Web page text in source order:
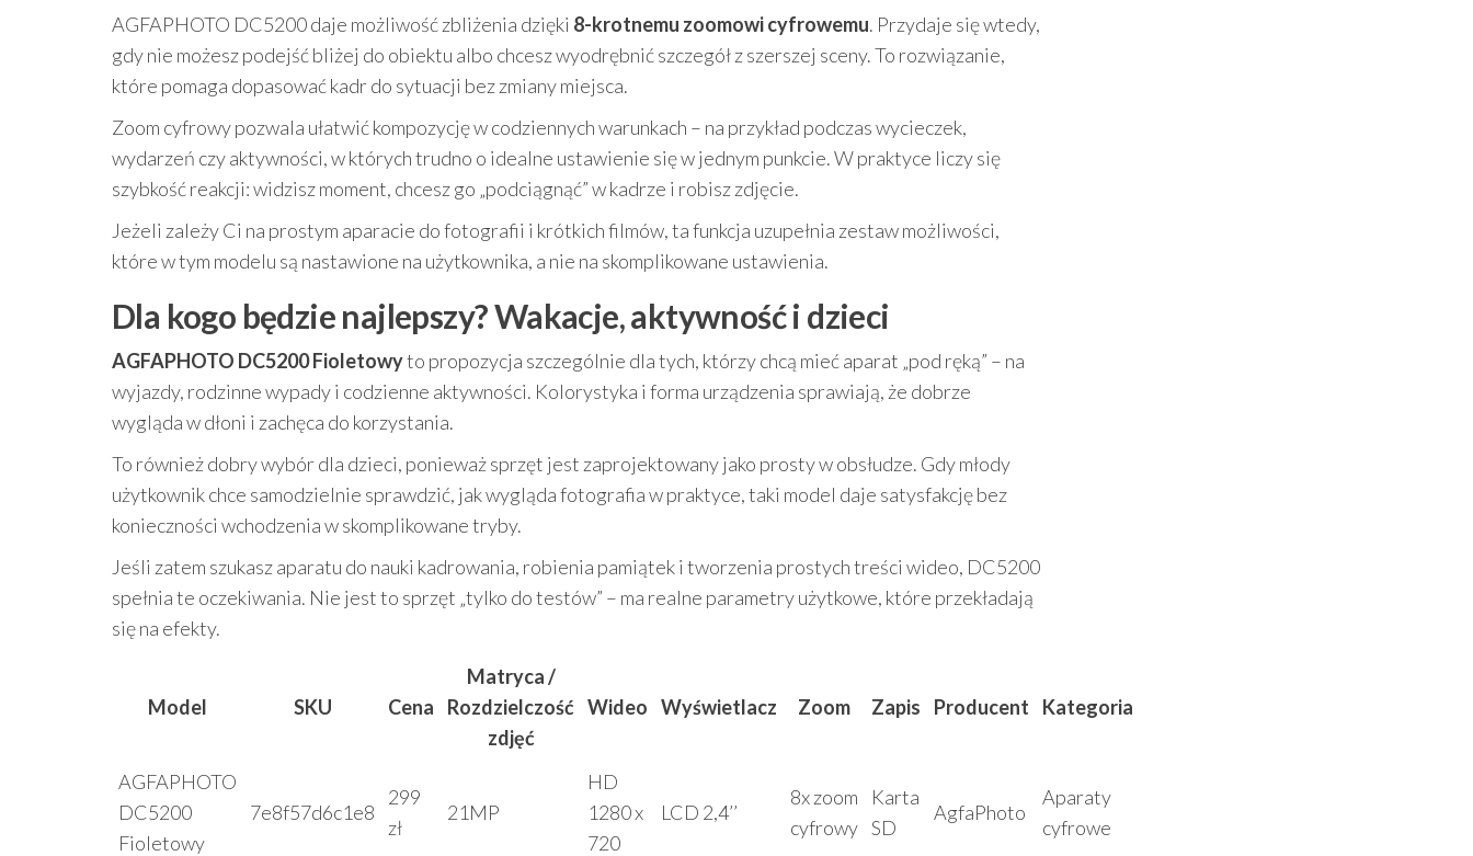
AGFAPHOTO DC5200 daje możliwość zbliżenia dzięki 8-krotnemu zoomowi cyfrowemu. Przydaje się wtedy,
gdy nie możesz podejść bliżej do obiektu albo chcesz wyodrębnić szczegół z szerszej sceny. To rozwiązanie,
które pomaga dopasować kadr do sytuacji bez zmiany miejsca.
Zoom cyfrowy pozwala ułatwić kompozycję w codziennych warunkach – na przykład podczas wycieczek,
wydarzeń czy aktywności, w których trudno o idealne ustawienie się w jednym punkcie. W praktyce liczy się
szybkość reakcji: widzisz moment, chcesz go „podciągnąć” w kadrze i robisz zdjęcie.
Jeżeli zależy Ci na prostym aparacie do fotografii i krótkich filmów, ta funkcja uzupełnia zestaw możliwości,
które w tym modelu są nastawione na użytkownika, a nie na skomplikowane ustawienia.
Dla kogo będzie najlepszy? Wakacje, aktywność i dzieci
AGFAPHOTO DC5200 Fioletowyto propozycja szczególnie dla tych, którzy chcą mieć aparat „pod ręką” – na
wyjazdy, rodzinne wypady i codzienne aktywności. Kolorystyka i forma urządzenia sprawiają, że dobrze
wygląda w dłoni i zachęca do korzystania.
To również dobry wybór dla dzieci, ponieważ sprzęt jest zaprojektowany jako prosty w obsłudze. Gdy młody
użytkownik chce samodzielnie sprawdzić, jak wygląda fotografia w praktyce, taki model daje satysfakcję bez
konieczności wchodzenia w skomplikowane tryby.
Jeśli zatem szukasz aparatu do nauki kadrowania, robienia pamiątek i tworzenia prostych treści wideo, DC5200
spełnia te oczekiwania. Nie jest to sprzęt „tylko do testów” – ma realne parametry użytkowe, które przekładają
się na efekty.
Model SKU Cena
Matryca /
Rozdzielczość
zdjęć
Wideo Wyświetlacz Zoom Zapis Producent Kategoria
AGFAPHOTO
DC5200
Fioletowy
7e8f57d6c1e8
299
zł
21MP
HD
1280 x
720
LCD 2,4’’
8x zoom
cyfrowy
Karta
SD
AgfaPhoto
Aparaty
cyfrowe